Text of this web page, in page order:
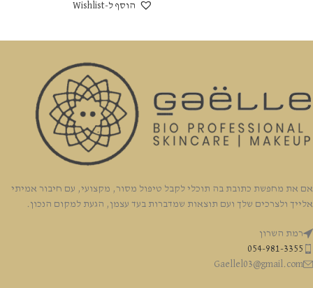
הוסף ל-Wishlist
אם את מחפשת כתובת בה תוכלי לקבל טיפול מסור, מקצועי, עם חיבור אמיתי
אלייך ולצרכים שלך ועם תוצאות שמדברות בעד עצמן, הגעת למקום הנכון.
רמת השרון
054-981-3355
Gaellel03@gmail.com